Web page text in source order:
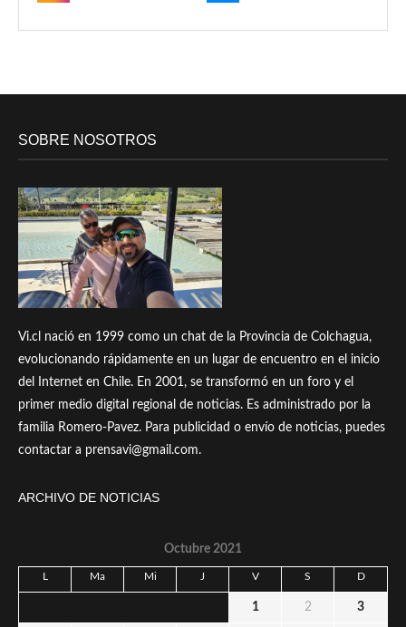
SOBRE NOSOTROS
Vi.cl nació en 1999 como un chat de la Provincia de Colchagua,
evolucionando rápidamente en un lugar de encuentro en el inicio
del Internet en Chile. En 2001, se transformó en un foro y el
primer medio digital regional de noticias. Es administrado por la
familia Romero-Pavez. Para publicidad o envío de noticias, puedes
contactar a prensavi@gmail.com.
ARCHIVO DE NOTICIAS
Octubre 2021
L Ma Mi J V S D
1 2 3